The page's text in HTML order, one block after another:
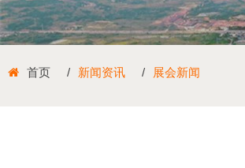
首页 新闻资讯 展会新闻